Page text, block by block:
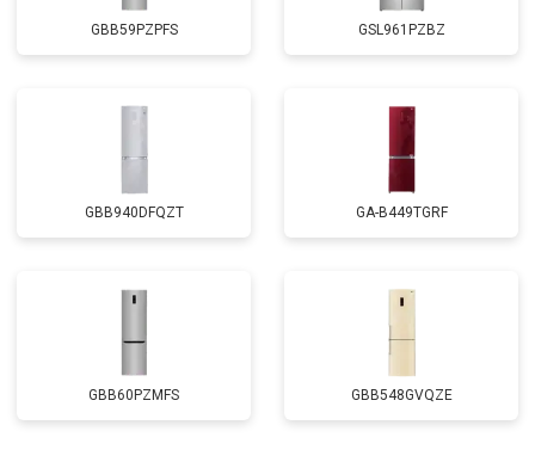
GBB59PZPFS GSL961PZBZ
GBB940DFQZT GA-B449TGRF
GBB60PZMFS GBB548GVQZE